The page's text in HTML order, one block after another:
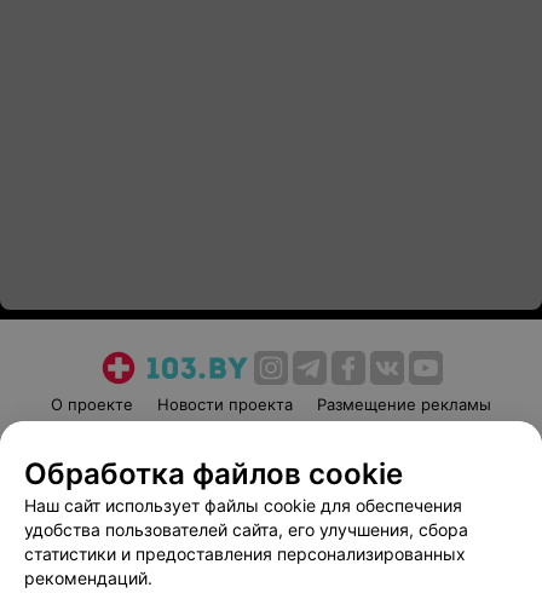
О проекте Новости проекта
Размещение рекламы
Пользовательское соглашение
Способы оплаты
Вакансии
Партнеры
Написать руководителю 103.by
Обработка файлов cookie
Наш сайт использует файлы cookie для обеспечения
удобства пользователей сайта, его улучшения, сбора
статистики и предоставления персонализированных
рекомендаций.